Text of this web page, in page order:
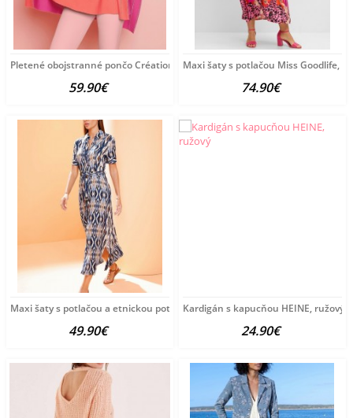
Pletené obojstranné pončo Création L Premium, ružovo-koralové
59.90€
Maxi šaty s potlačou Miss Goodlife,
74.90€
Maxi šaty s potlačou a etnickou potlačou HEINE, viacfarebné
49.90€
Kardigán s kapucňou HEINE, ružový
24.90€